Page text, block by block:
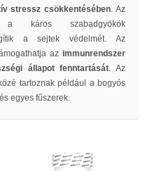
stressz csökkentésében. Az
a káros szabadgyökök
a sejtek védelmét. Az
az immunrendszer
állapot fenntartását. Az
tartoznak például a bogyós
egyes fűszerek.